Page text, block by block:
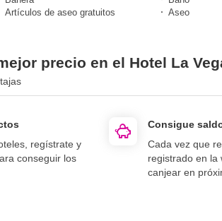
Artículos de aseo gratuitos Aseo
precio en el Hotel La
regístrate y
conseguir los
Consigue
Cada vez que
registrado en la
canjear en